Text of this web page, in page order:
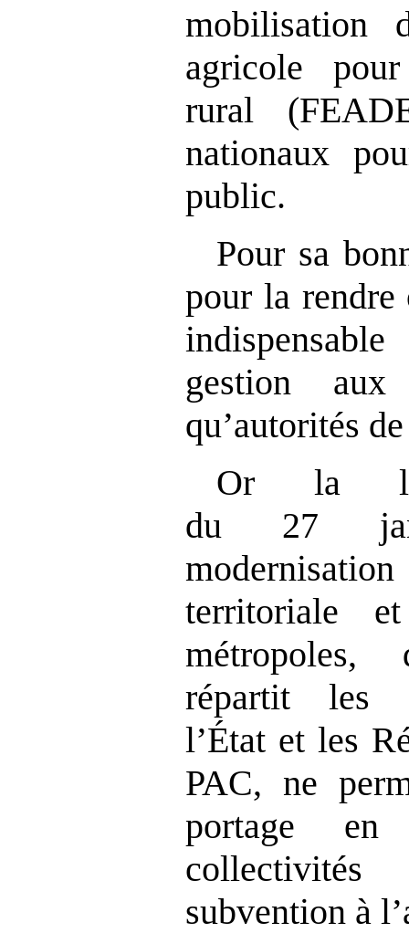
mobilisation
agricole
rural
nationaux
public.
Pour sa
pour la
gestion
qu’autorités
Or la
du 27
territoriale
répartit les
l’État et les
PAC, ne
portage
subvention à